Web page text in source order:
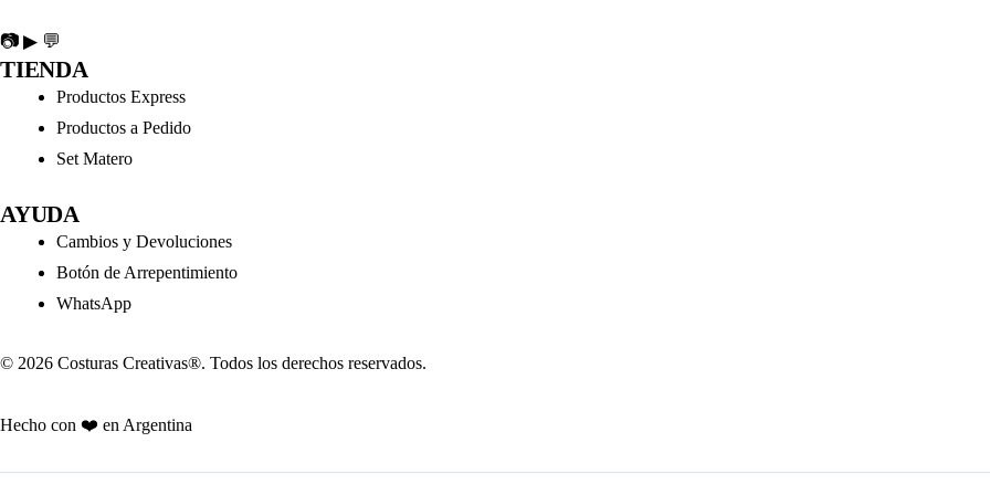
📷 ▶ 💬
TIENDA
Productos Express
Productos a Pedido
Set Matero
AYUDA
Cambios y Devoluciones
Botón de Arrepentimiento
WhatsApp
© 2026 Costuras Creativas®. Todos los derechos reservados.
Hecho con ❤️ en Argentina